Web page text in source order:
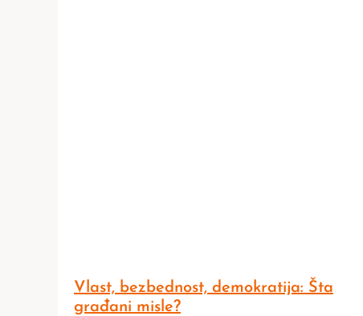
Vlast, bezbednost, demokratija: Šta
građani misle?